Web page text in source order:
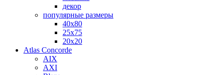
декор
популярные размеры
40х80
25х75
20х20
Atlas Concorde
AIX
AXI